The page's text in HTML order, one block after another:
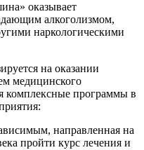
оказывает
алкоголизмом,
наркологическими
на оказании
медицинского
комплексные программы в
направленная на
пройти курс лечения и